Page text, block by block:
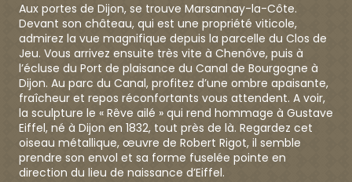
Aux portes de Dijon, se trouve Marsannay-la-Côte.
Devant son château, qui est une propriété viticole,
admirez la vue magnifique depuis la parcelle du Clos de
Jeu. Vous arrivez ensuite très vite à Chenôve, puis à
l’écluse du Port de plaisance du Canal de Bourgogne à
Dijon. Au parc du Canal, profitez d’une ombre apaisante,
fraîcheur et repos réconfortants vous attendent. A voir,
la sculpture le « Rêve ailé » qui rend hommage à Gustave
Eiffel, né à Dijon en 1832, tout près de là. Regardez cet
oiseau métallique, œuvre de Robert Rigot, il semble
prendre son envol et sa forme fuselée pointe en
direction du lieu de naissance d’Eiffel.